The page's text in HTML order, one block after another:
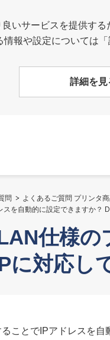
いサービスを提供す
報や設定については
詳細を見
問 よくあるご質問 プリンタ
を自動的に設定できますか？
仕様
に対応し
ことでIPアドレスを